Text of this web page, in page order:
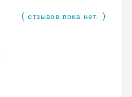
( отзывов пока нет. )